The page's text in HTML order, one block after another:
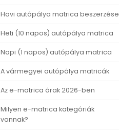
Havi autópálya matrica beszerzése
Heti (10 napos) autópálya matrica
Napi (1 napos) autópálya matrica
A vármegyei autópálya matricák
Az e-matrica árak 2026-ben
Milyen e-matrica kategóriák
vannak?